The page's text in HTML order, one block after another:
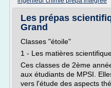
Les prépas
Grand
Classes "étoile"
1 - Les matières
Ces classes de 2ème
aux étudiants de MPSI.
vers l'étude des aspects